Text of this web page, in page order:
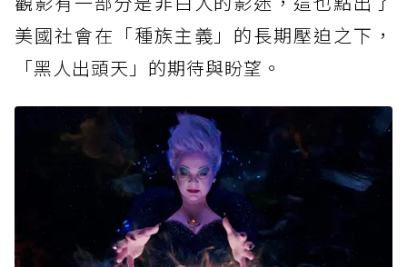
美國社會在「種族主義」的長期壓迫之下，
「黑人出頭天」的期待與盼望。